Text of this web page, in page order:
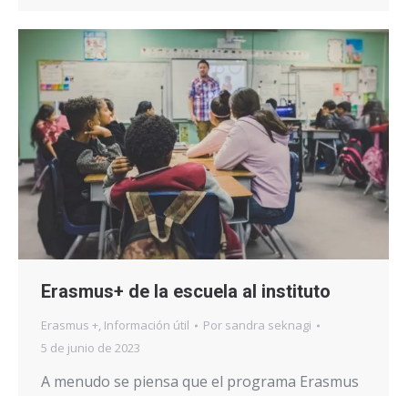
Erasmus+ de la escuela al instituto
Erasmus +, Información útil Por sandra seknagi
5 de junio de 2023
A menudo se piensa que el programa Erasmus